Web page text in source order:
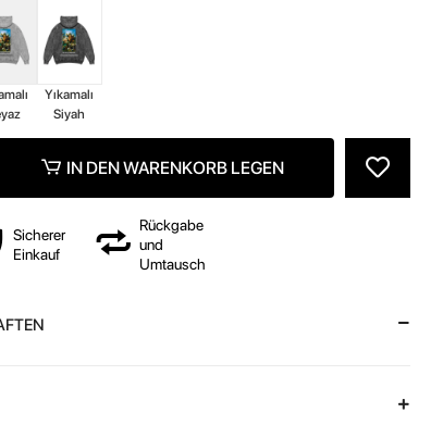
Yıkamalı
Siyah
IN DEN WARENKORB LEGEN
Sicherer
Einkauf
Rückgabe
und
Umtausch